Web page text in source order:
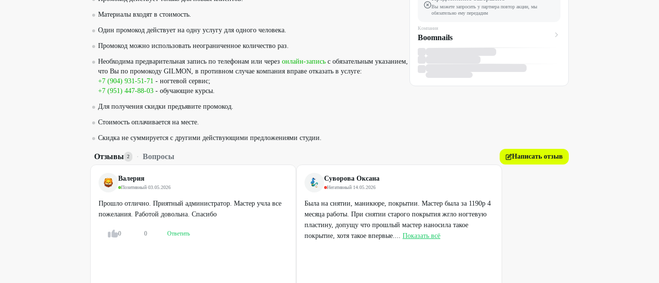
Материалы входят в стоимость.
Один промокод действует на одну услугу для одного человека.
Промокод можно использовать неограниченное количество раз.
Необходима предварительная запись по телефонам или через онлайн-запись c обязательным указанием,
что Вы по промокоду GILMON, в противном случае компания вправе отказать в услуге:
+7 (904) 931-51-71 - ногтевой сервис;
+7 (951) 447-88-03 - обучающие курсы.
Для получения скидки предъявите промокод.
Стоимость оплачивается на месте.
Скидка не суммируется с другими действующими предложениями студии.
Вы можете запросить у партнера повтор акции, мы
обязательно ему передадим
Компания
Boomnails
Отзывы 2 · Вопросы Написать отзыв
Валерия
Позитивный·03.05.2026
Прошло отлично. Приятный администратор. Мастер учла все
пожелания. Работой довольна. Спасибо
0 0 Ответить
Суворова Оксана
Негативный·14.05.2026
Была на снятии, маникюре, покрытии. Мастер была за 1190р 4
месяца работы. При снятии старого покрытия жгло ногтевую
пластину, допущу что прошлый мастер наносила такое
покрытие, хотя такое впервые.... Показать всё